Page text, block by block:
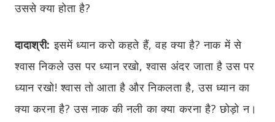
उससे क्या होता है?
दादाश्री: इसमें ध्यान करो कहते हैं, वह क्या है? नाक में से
श्वास निकले उस पर ध्यान रखो, श्वास अंदर जाता है उस पर
ध्यान रखो! श्वास तो आता है और निकलता है, उस ध्यान का
क्या करना है? उस नाक की नली का क्या करना है? छोड़ो न।